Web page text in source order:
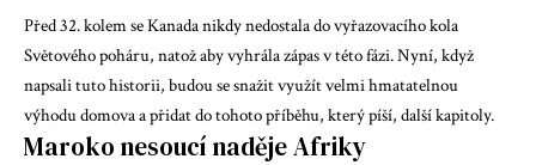
Před 32. kolem se Kanada nikdy nedostala do vyřazovacího kola
Světového poháru, natož aby vyhrála zápas v této fázi. Nyní, když
napsali tuto historii, budou se snažit využít velmi hmatatelnou
výhodu domova a přidat do tohoto příběhu, který píší, další kapitoly.
Maroko nesoucí naděje Afriky